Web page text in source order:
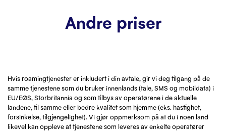
Andre priser
Hvis roamingtjenester er inkludert i din avtale, gir vi deg tilgang på de
samme tjenestene som du bruker innenlands (tale, SMS og mobildata) i
EU/EØS, Storbritannia og som tilbys av operatørene i de aktuelle
landene, til samme eller bedre kvalitet som hjemme (eks. hastighet,
forsinkelse, tilgjengelighet). Vi gjør oppmerksom på at du i noen land
likevel kan oppleve at tjenestene som leveres av enkelte operatører